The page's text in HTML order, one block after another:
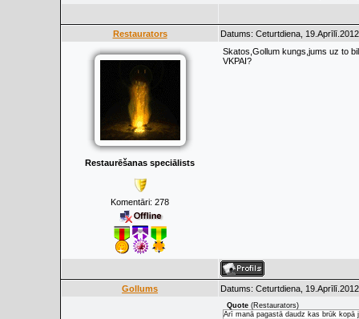
Restaurators Datums: Ceturtdiena,
Restaurēšanas speciālists
Komentāri: 278
Skatos,Gollum kungs,jums uz to
VKPAI?
Gollums Datums: Ceturtdiena,
Quote (Restaurators)
Arī manā pagastā daudz kas brūk kopā